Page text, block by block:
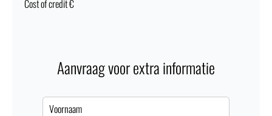
Cost of credit€
Aanvraag voor extra informatie